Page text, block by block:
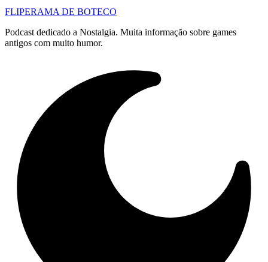
FLIPERAMA DE BOTECO
Podcast dedicado a Nostalgia. Muita informação sobre games
antigos com muito humor.